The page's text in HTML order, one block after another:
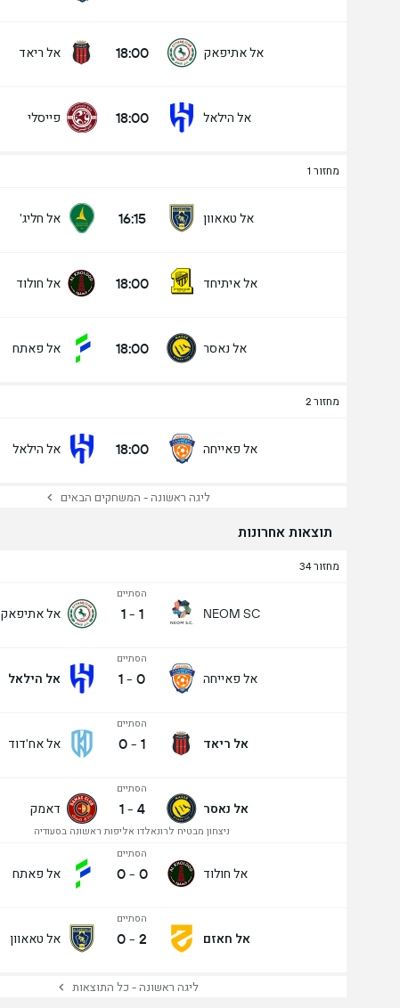
אל אתיפאק 18:00 אל ריאד
אל הילאל 18:00 פייסלי
מחזור 1
אל טאאוון 16:15 אל חליג'
אל איתיחד 18:00 אל חולוד
אל נאסר 18:00 אל פאתח
מחזור 2
אל פאייחה 18:00 אל הילאל
ליגה ראשונה - המשחקים הבאים
תוצאות אחרונות
מחזור 34
NEOM SC
הסתיים
1
-
1 אל אתיפאק
אל פאייחה
הסתיים
0
-
1 אל הילאל
אל ריאד
הסתיים
1
-
0 אל אח'דוד
אל נאסר
הסתיים
4
-
1
ניצחון מבטיח לרונאלדו אליפות ראשונה בסעודיה
דאמק
אל חולוד
הסתיים
0
-
0 אל פאתח
אל חאזם
הסתיים
2
-
0 אל טאאוון
ליגה ראשונה - כל התוצאות